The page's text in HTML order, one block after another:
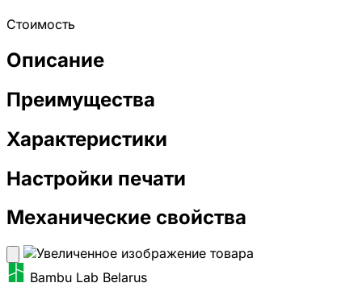
Стоимость
Описание
Преимущества
Характеристики
Настройки печати
Механические свойства
Bambu Lab Belarus